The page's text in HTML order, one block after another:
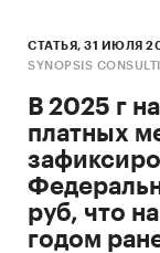
СТАТЬЯ, 31 ИЮЛЯ
SYNOPSIS
В 2025 г
платных
руб, что
годом